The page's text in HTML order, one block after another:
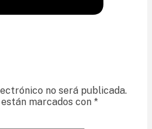
no será publicada.
marcados con *